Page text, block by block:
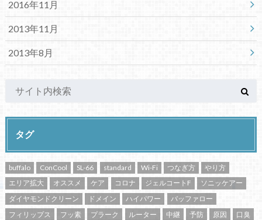
2016年11月
2013年11月
2013年8月
タグ
buffalo ConCool SL-66 standard Wi-Fi つなぎ方
やり方
エリア拡大
オススメ ケア コロナ ジェルコートF
ソニッケアー
ダイヤモンドクリーン
ドメイン ハイパワー
バッファロー
フィリップス
フッ素 プラーク ルーター 中継 予防 原因
口臭